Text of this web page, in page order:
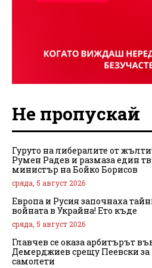
Не пропускай
Гуруто на либералите от
Румен Радев и размаза един
министър на Бойко Борисов
сряда, 5 август 2026
Европа и Русия започнаха
войната в Украйна! Ето къде
сряда, 5 август 2026
Главчев се оказа арбитърът
Демерджиев срещу Пеевски за
самолети